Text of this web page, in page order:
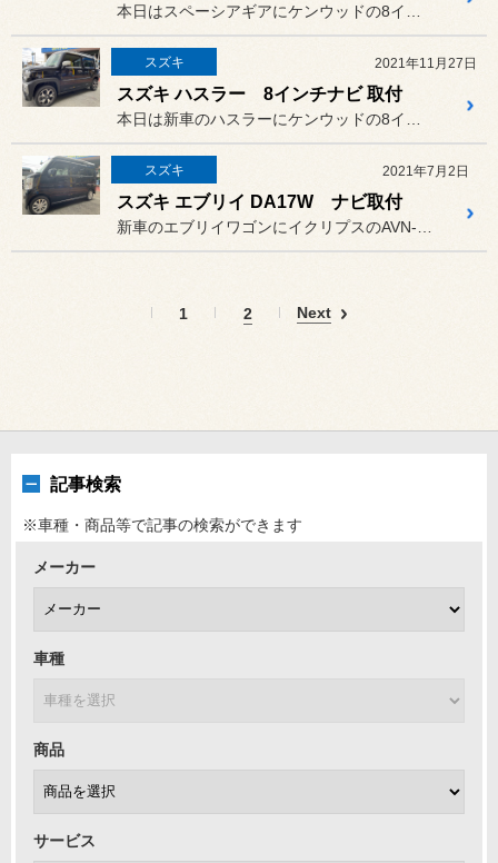
スズキ 2021年11月27日
スズキ ハスラー 8インチナビ 取付
スズキ 2021年7月2日
スズキ エブリイ DA17W ナビ取付
1 2 Next
記事検索
※車種・商品等で記事の検索ができます
メーカー
車種
商品
サービス